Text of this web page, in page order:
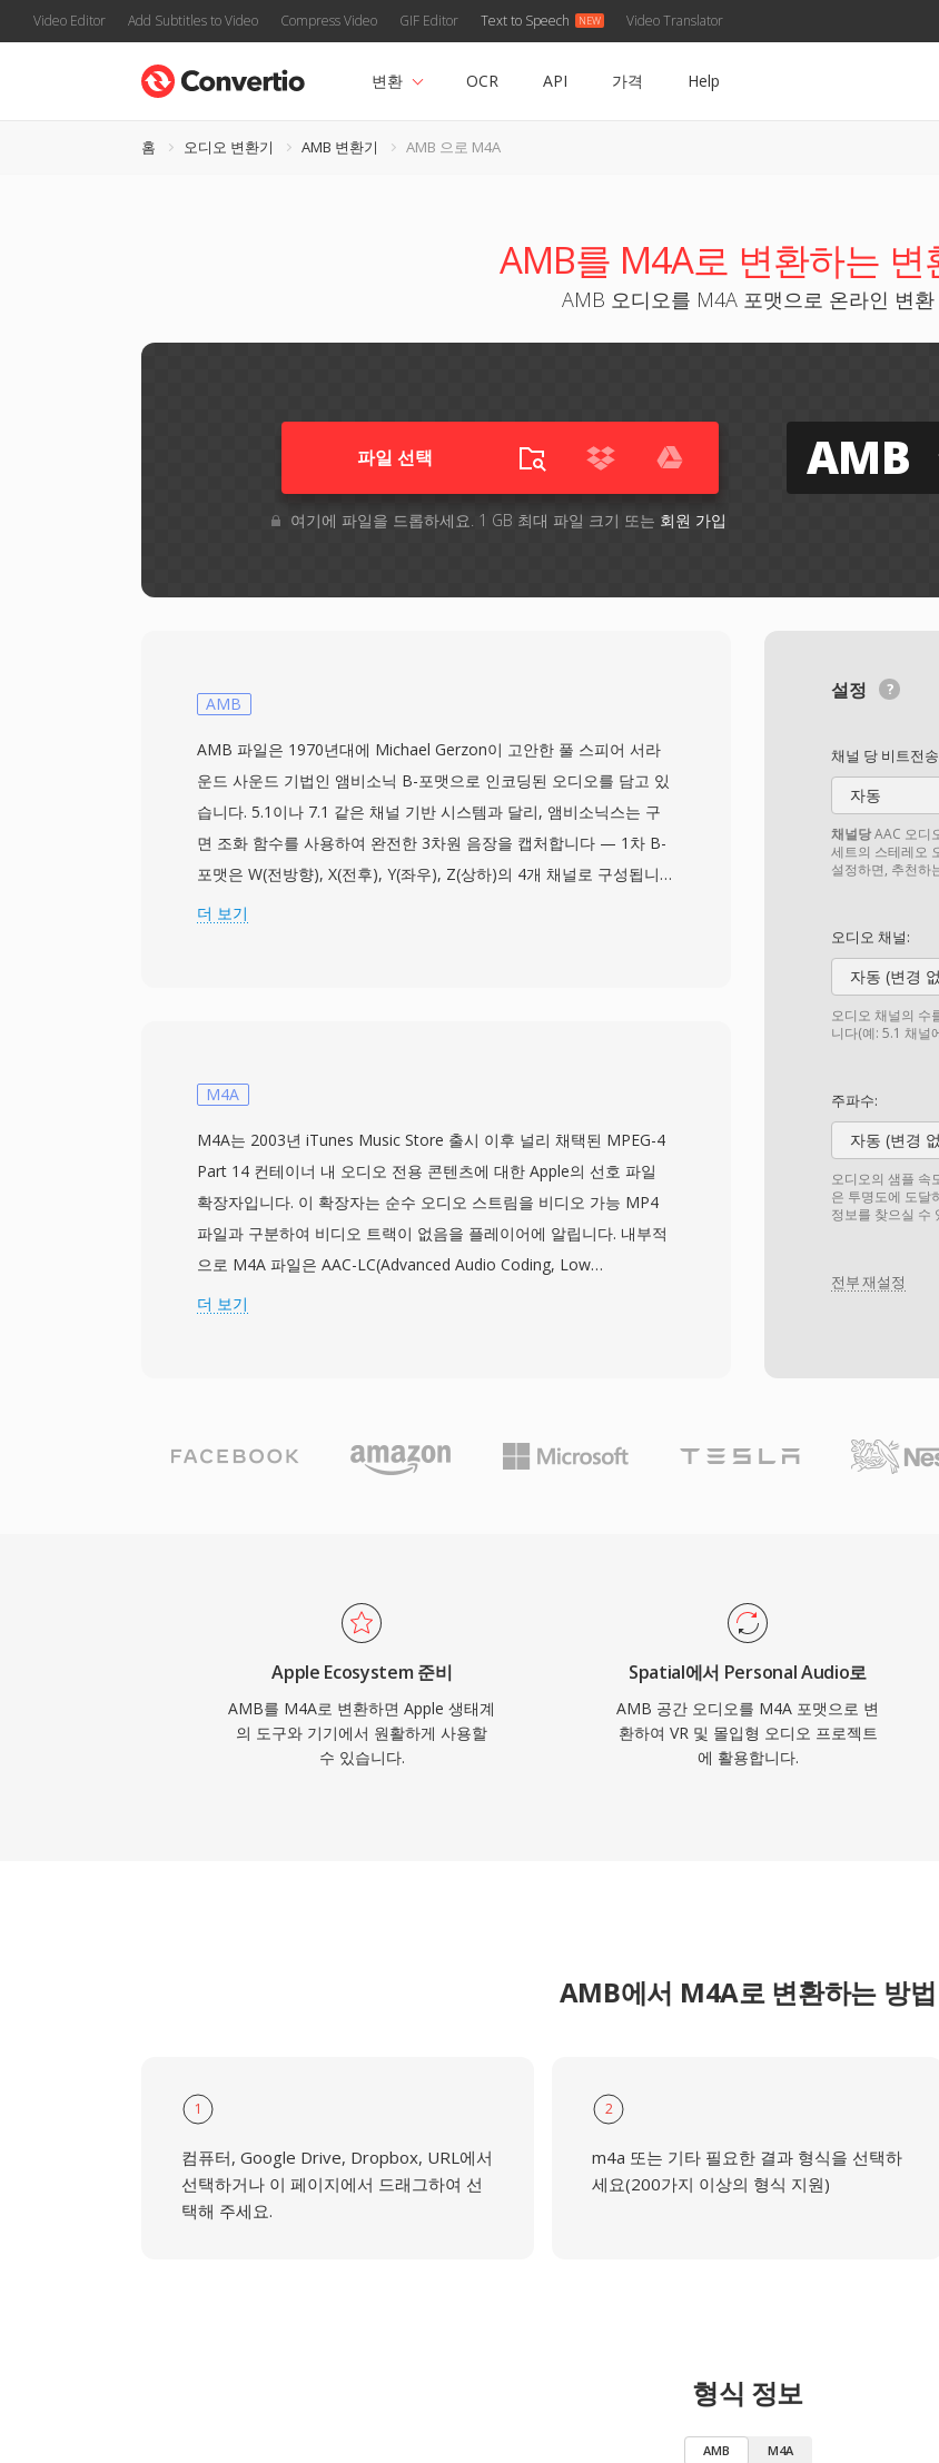
Video Editor Add Subtitles to Video Compress Video GIF Editor Text to Speech Video Translator
변환 OCR API 가격 Help
홈 오디오 변환기 AMB 변환기 AMB 으로 M4A
AMB를 M4A로 변환하는 변
AMB 오디오를 M4A 포맷으로 온라인 변환
파일 선택
여기에 파일을 드롭하세요. 1 GB 최대 파일 크기 또는 회원 가입
AMB
설정
채널 당 비트전
자동
채널당AAC 오디
세트의 스테레오
설정하면, 추천하
오디오 채널:
자동 (변경
오디오 채널의 수
니다(예: 5.1 채널
주파수:
자동 (변경
오디오의 샘플 속
은 투명도에 도달
정보를 찾으실 수
전부 재설정
AMB
AMB 파일은 1970년대에 Michael Gerzon이 고안한 풀 스피어 서라
운드 사운드 기법인 앰비소닉 B-포맷으로 인코딩된 오디오를 담고 있
습니다. 5.1이나 7.1 같은 채널 기반 시스템과 달리, 앰비소닉스는 구
면 조화 함수를 사용하여 완전한 3차원 음장을 캡처합니다 — 1차 B-
포맷은 W(전방향), X(전후), Y(좌우), Z(상하)의 4개 채널로 구성됩니
다. 이 표현은 스피커 독립적이므로 하나의 녹음을 리믹싱 없이 어떤
고차 앰비소닉스는 동일한 수학적 프레임워크 위에 채널을 추가하여
의 성장과 함께 앰비소닉스는 YouTube 같은 플랫폼에서 이머시브 미
디어 전달에 채택되며 다시 주목받고 있습니다.
더 보기
M4A
M4A는 2003년 iTunes Music Store 출시 이후 널리 채택된 MPEG-4
Part 14 컨테이너 내 오디오 전용 콘텐츠에 대한 Apple의 선호 파일
확장자입니다. 이 확장자는 순수 오디오 스트림을 비디오 가능 MP4
파일과 구분하여 비디오 트랙이 없음을 플레이어에 알립니다. 내부적
으로 M4A 파일은 AAC-LC(Advanced Audio Coding, Low
Complexity) 비트스트림을 가장 일반적으로 래핑하지만, Apple
니다. Apple 생태계 통합은 매끄럽습니다 — iTunes, Apple Music,
iPhone, iPad, macOS 모두 M4A를 기본 처리 — 반면 서드파티 지원
타데이터(아트워크, 챕터, 가사), 손실 및 무손실 워크플로 모두를 지
원하는 듀얼 모드 유연성입니다.
더 보기
Apple Ecosystem 준비
AMB를 M4A로 변환하면 Apple 생태계
의 도구와 기기에서 원활하게 사용할
수 있습니다.
Spatial에서 Personal Audio로
AMB 공간 오디오를 M4A 포맷으로 변
환하여 VR 및 몰입형 오디오 프로젝트
에 활용합니다.
AMB에서 M4A로 변환하는 방법
1
컴퓨터, Google Drive, Dropbox, URL에서
선택하거나 이 페이지에서 드래그하여 선
택해 주세요.
2
m4a 또는 기타 필요한 결과 형식을 선택하
세요(200가지 이상의 형식 지원)
형식 정보
AMB M4A